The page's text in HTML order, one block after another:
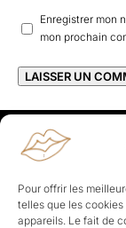
Pour offrir les
telles que les
appareils. Le fait de
Enregistrer mon
mon prochain
À propos de
Parisiennes, bien
cause, leur apporte